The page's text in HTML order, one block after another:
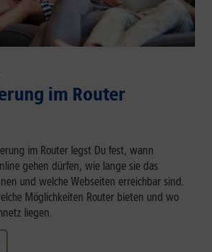
im Router
im Router legst Du fest, wann
gehen dürfen, wie lange sie das
und welche Webseiten erreichbar sind.
Möglichkeiten Router bieten und wo
liegen.